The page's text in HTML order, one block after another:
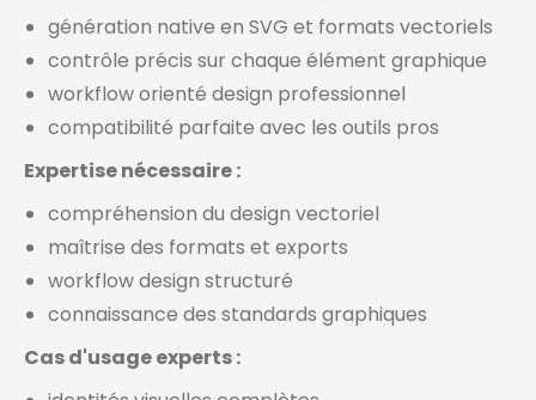
génération native en SVG et formats vectoriels
contrôle précis sur chaque élément graphique
workflow orienté design professionnel
compatibilité parfaite avec les outils pros
Expertise nécessaire :
compréhension du design vectoriel
maîtrise des formats et exports
workflow design structuré
connaissance des standards graphiques
Cas d'usage experts :